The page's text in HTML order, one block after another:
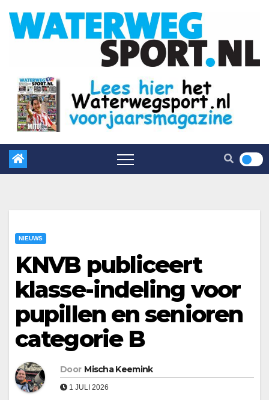
NIEUWS
KNVB publiceert
klasse-indeling voor
pupillen en senioren
categorie B
Door Mischa Keemink
1 JULI 2026